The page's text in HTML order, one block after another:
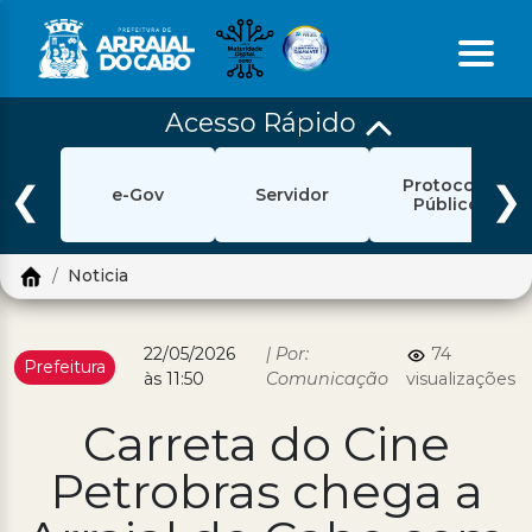
Início
Ouvidoria
Pesquisar
Política de Privacidade
Prefeitura
Diário Oficial
Acesso Rápido
❮ e-Gov Servidor
Protocolo
Público
❯
Noticia
Prefeitura
22/05/2026
às 11:50
| Por:
Comunicação
74
visualizações
Carreta do Cine
Petrobras chega a